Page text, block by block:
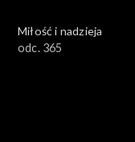
Miłość i nadzieja
odc. 365